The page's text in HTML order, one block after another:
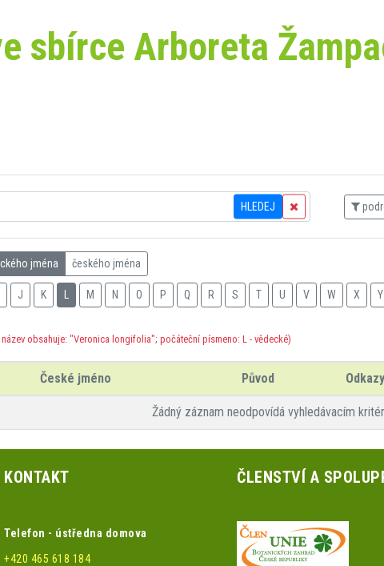
sbírce Arboreta
HLEDEJ
jména českého jména
J K M N O P Q R S T U V W X Y
název obsahuje: "Veronica longifolia"; počáteční písmeno: L - vědecké)
České jméno Původ Odkazy
Žádný záznam neodpovídá vyhledávacím
KONTAKT
Telefon - ústředna domova
+420 465 618 184
ČLENSTVÍ A